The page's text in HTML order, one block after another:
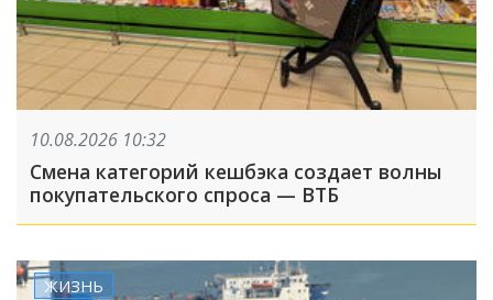
10.08.2026 10:32
Смена категорий кешбэка создает волны
покупательского спроса — ВТБ
ЖИЗНЬ